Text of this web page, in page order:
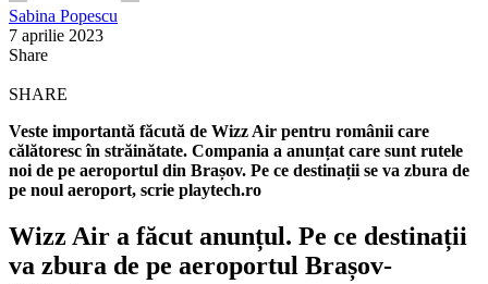
Sabina Popescu
7 aprilie 2023
Share
SHARE
Veste importantă făcută de Wizz Air pentru românii care
călătoresc în străinătate. Compania a anunțat care sunt rutele
noi de pe aeroportul din Brașov. Pe ce destinații se va zbura de
pe noul aeroport, scrie playtech.ro
Wizz Air a făcut anunțul. Pe ce destinații
va zbura de pe aeroportul Brașov-